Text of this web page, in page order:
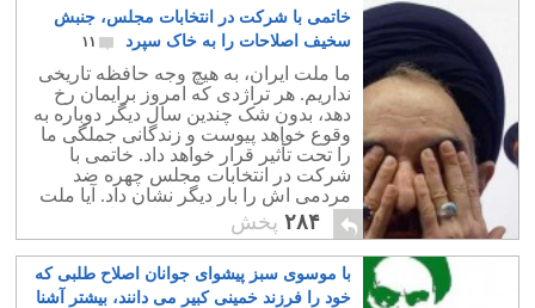
خاتمی با شرکت در انتخابات مجلس، جنبش
سخیف اصلاحات را به خاک سپرد
۱۱
ما ملت ایران، به هیچ وجه حافظه تاریخی
نداریم. هر تراژدی که امروز برایمان رخ
دهد، بدون شک چندین سال دیگر دوباره به
وقوع خواهد پیوست و زندگانی جملگی ما
را تحت تأثیر قرار خواهد داد. خاتمی با
شرکت در انتخابات مجلس چهره ضد
مردمی اش را بار دیگر نشان داد. آیا ملت
ایران خیانت وی را به خاطر خواهند سپرد؟
۲۸۴ پخش
با موسوی سبز پیشوای جوانان اصلاح طلبی که
خود را فرزند خمینی کبیر می دانند، بیشتر آشنا